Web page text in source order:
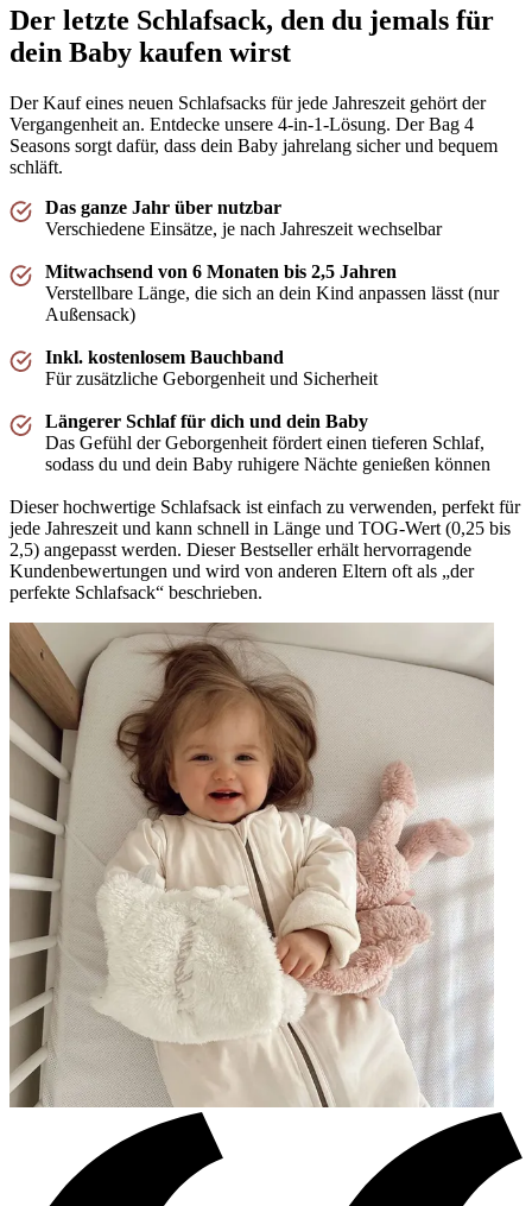
—Lisa V.( 5/5)
Slaapzak 4 seizoenen
"Zooo handig en ze slaapt supergoed"
—MP V.(5/5)
Echt top !
"Zo een fijne slaapzak ! Mij dochter is er helemaal gehecht aan haar slaapzak en kan echt
niet zonder. Slaapzak aan voor haar is nu rust en daarna lekker slapen. Het kost wat, maar
echt een top investering!"
(5/5
Heerlijke slaapzak
"Deze heerlijke slaapzak voor onze dochter gekocht, hoewel ze nog geen 6 maanden is,
hierdoor kun je hem al heel snel gebruiken. Ik vind het ook ontzettend handig dat ik nu
maar 1 slaapzak nodig heb en deze het hele jaar door kan gebruiken. Ze heeft nu de
handig om gewoon alleen het zomer deel aan te kunnen doen. Wanneer je niet zoveel
opbergruimte hebt, is dat extra handig😅 Het materiaal is heerlijk zacht, maar toch heel
stevig en mooi. Onze dochter slaapt er heerlijk in! Als ik dan toch een klein puntje van
kritiek mag geven, zijn het de drukkertjes waarmee je de slaapzak korter kunt maken, die
hadden best ietsje steviger mogen zijn. Ze laten nu erg snel los. Verder alleen maar
—Mandy P.(5/5)
top product
"top product"
—Caitlin V.(4/5)
Happy
"Very content"
Kelsey K. )
4 seizoenen slaapzak
"De meest handige slaapzak voor elk seizoen. Nooit meer gesteggel of het slaapzakje te
warm of te koud is."
Fleur J.
Q&A
Der letzte Schlafsack, den du jemals für
dein Baby kaufen wirst
Der Kauf eines neuen Schlafsacks für jede Jahreszeit gehört der
Vergangenheit an. Entdecke unsere 4-in-1-Lösung. Der Bag 4
Seasons sorgt dafür, dass dein Baby jahrelang sicher und bequem
schläft.
Das ganze Jahr über nutzbar
Verschiedene Einsätze, je nach Jahreszeit wechselbar
Mitwachsend von 6 Monaten bis 2,5 Jahren
Verstellbare Länge, die sich an dein Kind anpassen lässt (nur
Außensack)
Inkl. kostenlosem Bauchband
Für zusätzliche Geborgenheit und Sicherheit
Längerer Schlaf für dich und dein Baby
Das Gefühl der Geborgenheit fördert einen tieferen Schlaf,
sodass du und dein Baby ruhigere Nächte genießen können
Dieser hochwertige Schlafsack ist einfach zu verwenden, perfekt für
jede Jahreszeit und kann schnell in Länge und TOG-Wert (0,25 bis
2,5) angepasst werden. Dieser Bestseller erhält hervorragende
Kundenbewertungen und wird von anderen Eltern oft als „der
perfekte Schlafsack“ beschrieben.